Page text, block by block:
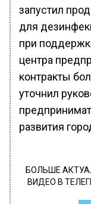
запустил
для
при
центра
контракты
уточнил
развития
БОЛЬШЕ
ВИДЕО В